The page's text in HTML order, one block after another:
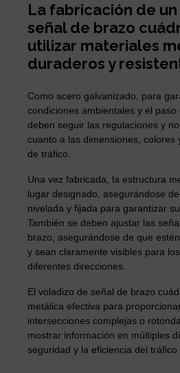
La fabricación de
señal de brazo
utilizar materiales
duraderos y
Como acero galvanizado, para
condiciones ambientales y el paso
deben seguir las regulaciones y
cuanto a las dimensiones, colores
de tráfico.
Una vez fabricada, la estructura
lugar designado, asegurándose
nivelada y fijada para garantizar
También se deben ajustar las
brazo, asegurándose de que
y sean claramente visibles para
diferentes direcciones.
El voladizo de señal de brazo
metálica efectiva para
intersecciones complejas o
mostrar información en múltiples
seguridad y la eficiencia del tráfico